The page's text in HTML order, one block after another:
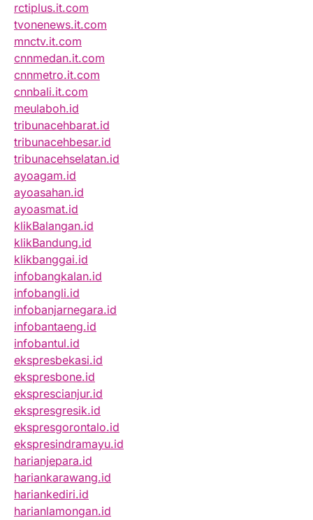
rctiplus.it.com
tvonenews.it.com
mnctv.it.com
cnnmedan.it.com
cnnmetro.it.com
cnnbali.it.com
meulaboh.id
tribunacehbarat.id
tribunacehbesar.id
tribunacehselatan.id
ayoagam.id
ayoasahan.id
ayoasmat.id
klikBalangan.id
klikBandung.id
klikbanggai.id
infobangkalan.id
infobangli.id
infobanjarnegara.id
infobantaeng.id
infobantul.id
ekspresbekasi.id
ekspresbone.id
eksprescianjur.id
ekspresgresik.id
ekspresgorontalo.id
ekspresindramayu.id
harianjepara.id
hariankarawang.id
hariankediri.id
harianlamongan.id